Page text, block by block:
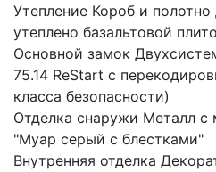
Утепление Короб и
утеплено базальтовой
Основной замок
75.14 ReStart с
класса безопасности)
Отделка снаружи Металл
"Муар серый с блестками"
Внутренняя отделка